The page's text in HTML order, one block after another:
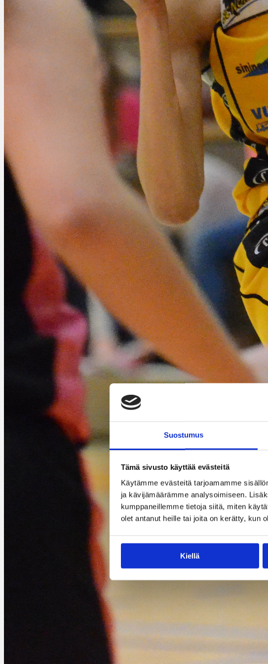
Suostumus
Tämä sivusto käyttää evästeitä
Käytämme evästeitä tarjoamamme
ja kävijämäärämme analysoimiseen.
kumppaneillemme tietoja siitä, miten
olet antanut heille tai joita on kerätty, kun
Kiellä